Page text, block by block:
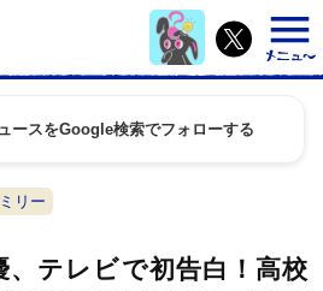
ースをGoogle検索でフォローする
リー
、テレビで初告白！高校